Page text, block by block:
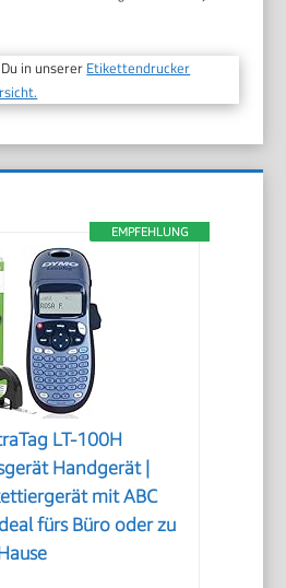
in unserer Etikettendrucker
EMPFEHLUNG
LT-100H
Handgerät |
mit ABC
fürs Büro oder zu